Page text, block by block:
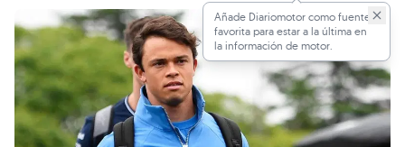
Añade Diariomotor como fuente
favorita para estar a la última en
la información de motor.